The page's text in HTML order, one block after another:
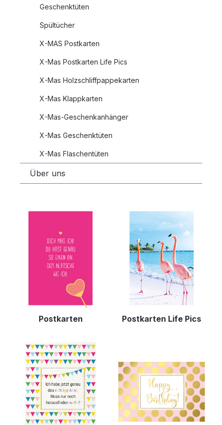
Geschenktüten
Spültücher
X-MAS Postkarten
X-Mas Postkarten Life Pics
X-Mas Holzschliffpappekarten
X-Mas Klappkarten
X-Mas-Geschenkanhänger
X-Mas Geschenktüten
X-Mas Flaschentüten
Über uns
Postkarten Postkarten Life Pics